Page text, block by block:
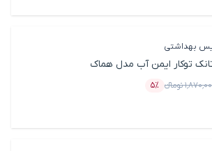
بهداشتی
توکار ایمن آب مدل هماک
تومانء ۵٪
درصد تخفیف